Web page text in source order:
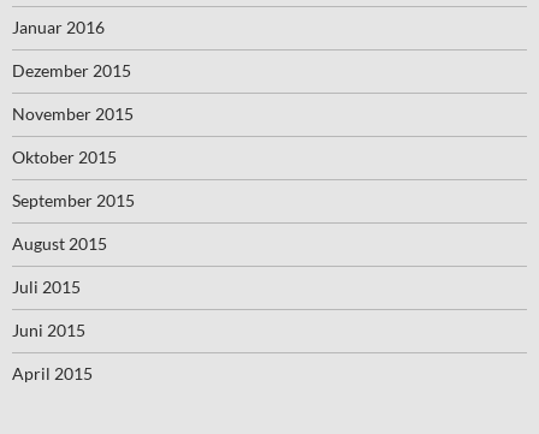
Januar 2016
Dezember 2015
November 2015
Oktober 2015
September 2015
August 2015
Juli 2015
Juni 2015
April 2015